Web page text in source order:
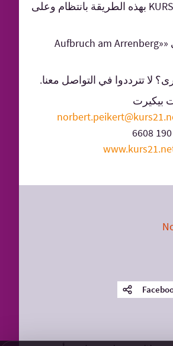
جمعيتنا وادعموا KURS 21 بهذه الطريقة بانتظام وعلى
يقع مقر المكتب في «Aufbruch am Arrenberg»
لا تترددوا في التواصل معنا.
بيكيرت